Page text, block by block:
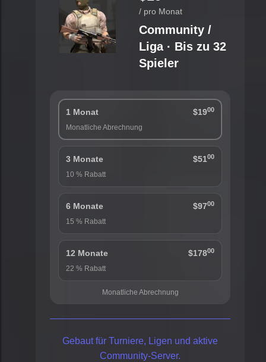
/ pro Monat
Community /
Liga · Bis zu 32
Spieler
1 Monat $1900
Monatliche Abrechnung
3 Monate $5100
10 % Rabatt
6 Monate $9700
15 % Rabatt
12 Monate $17800
22 % Rabatt
Monatliche Abrechnung
Gebaut für Turniere, Ligen und aktive
Community-Server.